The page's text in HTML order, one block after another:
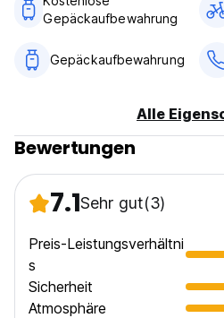
Ein Haustier (Katze oder Hund)
im gebuchten Zimmer kostenfrei
gebuchtem Zimmer.
Gepäckaufbewahrung
Gepäckaufbewahrung
Alle
Bewertungen
7.1Sehr gut(3)
Preis-Leistungsverhältni
s
Sicherheit
Atmosphäre